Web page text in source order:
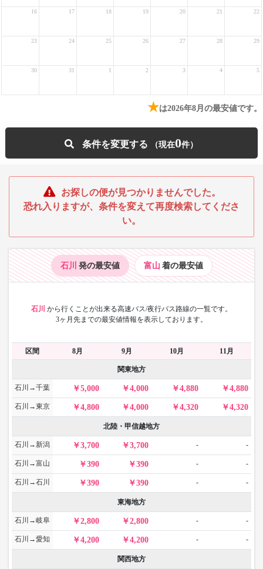
16 17 18 19 20 21 22
23 24 25 26 27 28 29
30 31 1 2 3 4 5
★は2026年8月の最安値です。
条件を変更する 0
お探しの便が見つかりませんでした。
恐れ入りますが、条件を変えて再度検索してくださ
い。
石川 発の最安値 富山 着の最安値
石川 から行くことが出来る高速バス/夜行バス路線の一覧です。
3ヶ月先までの最安値情報を表示しております。
区間 8月 9月 10月 11月
関東地方
石川→千葉 5,000 4,000 4,880 4,880
石川→東京 4,800 4,000 4,320 4,320
北陸・甲信越地方
石川→新潟 3,700 3,700 - -
石川→富山 390 390 - -
石川→石川 390 390 - -
東海地方
石川→岐阜 2,800 2,800 - -
石川→愛知 4,200 4,200 - -
関西地方